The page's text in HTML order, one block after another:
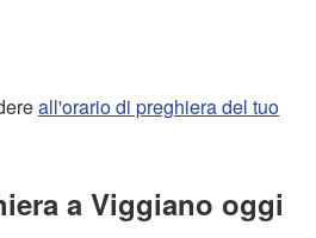
all'orario di preghiera del tuo
a Viggiano oggi